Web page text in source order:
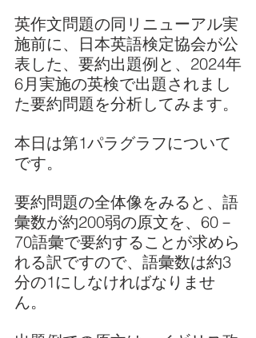
英作文問題の同リニューアル実
施前に、日本英語検定協会が公
表した、要約出題例と、2024年
6月実施の英検で出題されまし
た要約問題を分析してみます。
本日は第1パラグラフについて
です。
要約問題の全体像をみると、語
彙数が約200弱の原文を、60－
70語彙で要約することが求めら
れる訳ですので、語彙数は約3
分の1にしなければなりませ
ん。